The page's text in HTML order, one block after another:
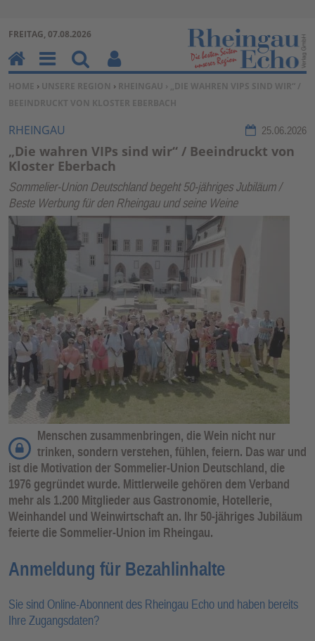
Zum Inhalt springen ↓
FREITAG, 07.08.2026
SIE BEFINDEN SICH HIER:
HOME › UNSERE REGION › RHEINGAU › „DIE WAHREN VIPS SIND WIR“ /
BEEINDRUCKT VON KLOSTER EBERBACH
RHEINGAU 25.06.2026
„Die wahren VIPs sind wir“ / Beeindruckt von
Kloster Eberbach
Sommelier-Union Deutschland begeht 50-jähriges Jubiläum /
Beste Werbung für den Rheingau und seine Weine
Menschen zusammenbringen, die Wein nicht nur
trinken, sondern verstehen, fühlen, feiern. Das war und
ist die Motivation der Sommelier-Union Deutschland, die
1976 gegründet wurde. Mittlerweile gehören dem Verband
mehr als 1.200 Mitglieder aus Gastronomie, Hotellerie,
Weinhandel und Weinwirtschaft an. Ihr 50-jähriges Jubiläum
feierte die Sommelier-Union im Rheingau.
Anmeldung für Bezahlinhalte
Sie sind Online-Abonnent des Rheingau Echo und haben bereits
Ihre Zugangsdaten?
H
o
m
e
M
en
u
Su
ch
en
Be
nu
tz
un
kti
on
en